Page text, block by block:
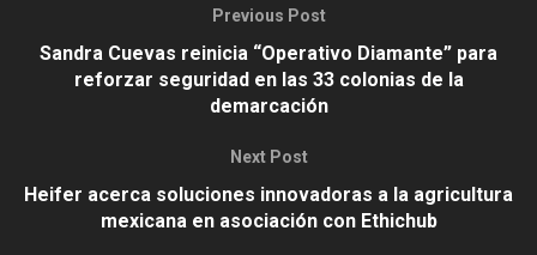
Previous Post
Sandra Cuevas reinicia “Operativo Diamante” para
reforzar seguridad en las 33 colonias de la
demarcación
Next Post
Heifer acerca soluciones innovadoras a la agricultura
mexicana en asociación con Ethichub